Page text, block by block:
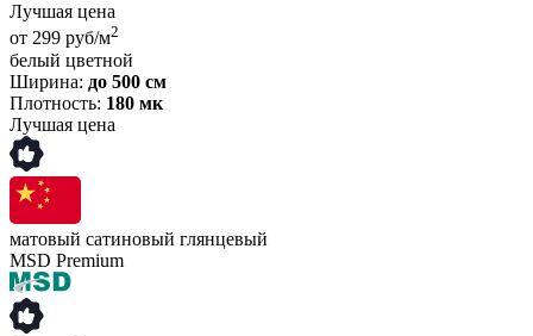
Лучшая цена
от 299 руб/м2
белый цветной
Ширина: до 500 см
Плотность: 180 мк
Лучшая цена
матовый сатиновый глянцевый
MSD Premium